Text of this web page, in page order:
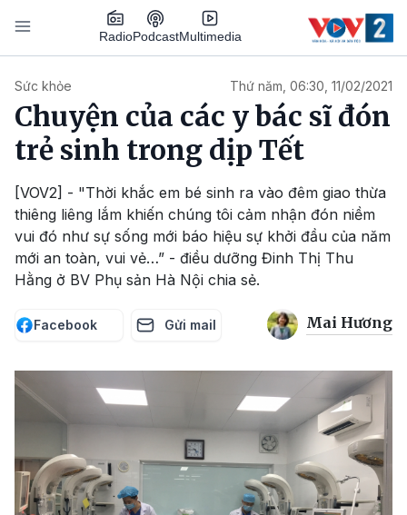
Nhảy đến nội dung
RadioPodcastMultimedia
Sức khỏe Thứ năm, 06:30, 11/02/2021
Chuyện của các y bác sĩ đón
trẻ sinh trong dịp Tết
[VOV2] - "Thời khắc em bé sinh ra vào đêm giao thừa
thiêng liêng lắm khiến chúng tôi cảm nhận đón niềm
vui đó như sự sống mới báo hiệu sự khởi đầu của năm
mới an toàn, vui vẻ…” - điều dưỡng Đinh Thị Thu
Hằng ở BV Phụ sản Hà Nội chia sẻ.
Facebook Gửi mail Mai Hương